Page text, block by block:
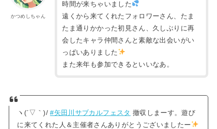
かつめしちゃん
時間が来ちゃいました
遠くから来てくれたフォロワーさん、たま
たま通りかかった初見さん、久しぶりに再
会したキャラ仲間さんと素敵な出会いがい
っぱいありました
また来年も参加できるといいなあ。
ヽ(´▽｀)/#矢田川サブカルフェスタ 撤収しまーす。遊び
に来てくれた人＆主催者さんありがとうございましたー